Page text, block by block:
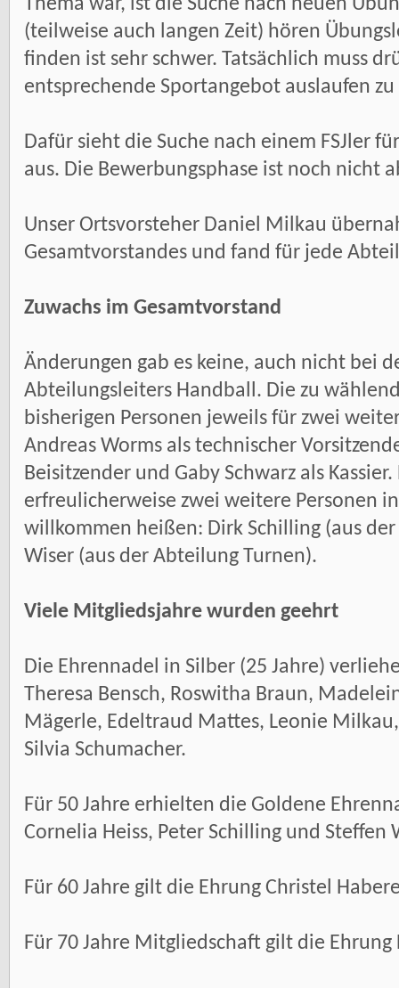
Thema war, ist die Suche nach neuen
(teilweise auch langen Zeit) hören
finden ist sehr schwer. Tatsächlich muss
entsprechende Sportangebot auslaufen zu
Dafür sieht die Suche nach einem FSJler
aus. Die Bewerbungsphase ist noch nicht
Unser Ortsvorsteher Daniel Milkau
Gesamtvorstandes und fand für jede
Zuwachs im Gesamtvorstand
Änderungen gab es keine, auch nicht bei
Abteilungsleiters Handball. Die zu
bisherigen Personen jeweils für zwei
Andreas Worms als technischer
Beisitzender und Gaby Schwarz als
erfreulicherweise zwei weitere Personen
willkommen heißen: Dirk Schilling (aus
Wiser (aus der Abteilung Turnen).
Viele Mitgliedsjahre wurden geehrt
Die Ehrennadel in Silber (25 Jahre)
Theresa Bensch, Roswitha Braun,
Mägerle, Edeltraud Mattes, Leonie
Silvia Schumacher.
Für 50 Jahre erhielten die Goldene
Cornelia Heiss, Peter Schilling und Steffen
Für 60 Jahre gilt die Ehrung Christel
Für 70 Jahre Mitgliedschaft gilt die Ehrung